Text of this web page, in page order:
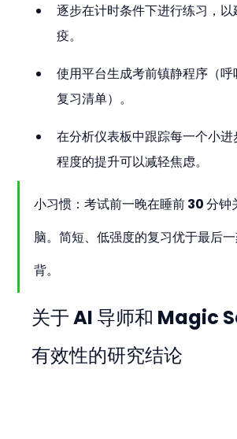
逐步在计时条件下进行练习，
疫。
使用平台生成考前镇静程序（
复习清单）。
在分析仪表板中跟踪每一个小
程度的提升可以减轻焦虑。
小习惯：考试前一晚在睡前 30 分钟
脑。简短、低强度的复习优于最后
背。
关于 AI 导师和 Magic
有效性的研究结论